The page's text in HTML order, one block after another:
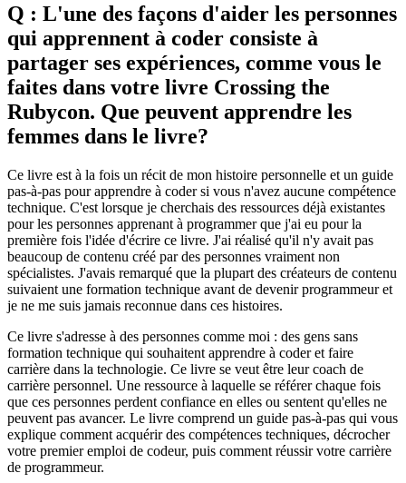
Q : L'une des façons d'aider les personnes
qui apprennent à coder consiste à
partager ses expériences, comme vous le
faites dans votre livre Crossing the
Rubycon. Que peuvent apprendre les
femmes dans le livre?
Ce livre est à la fois un récit de mon histoire personnelle et un guide
pas-à-pas pour apprendre à coder si vous n'avez aucune compétence
technique. C'est lorsque je cherchais des ressources déjà existantes
pour les personnes apprenant à programmer que j'ai eu pour la
première fois l'idée d'écrire ce livre. J'ai réalisé qu'il n'y avait pas
beaucoup de contenu créé par des personnes vraiment non
spécialistes. J'avais remarqué que la plupart des créateurs de contenu
suivaient une formation technique avant de devenir programmeur et
je ne me suis jamais reconnue dans ces histoires.
Ce livre s'adresse à des personnes comme moi : des gens sans
formation technique qui souhaitent apprendre à coder et faire
carrière dans la technologie. Ce livre se veut être leur coach de
carrière personnel. Une ressource à laquelle se référer chaque fois
que ces personnes perdent confiance en elles ou sentent qu'elles ne
peuvent pas avancer. Le livre comprend un guide pas-à-pas qui vous
explique comment acquérir des compétences techniques, décrocher
votre premier emploi de codeur, puis comment réussir votre carrière
de programmeur.